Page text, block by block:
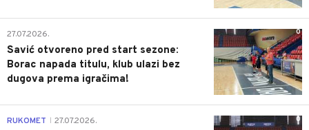
0
27.07.2026.
Savić otvoreno pred start sezone:
Borac napada titulu, klub ulazi bez
dugova prema igračima!
0
RUKOMET 27.07.2026.